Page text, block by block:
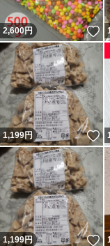
2,600円
1,199円
1,199円